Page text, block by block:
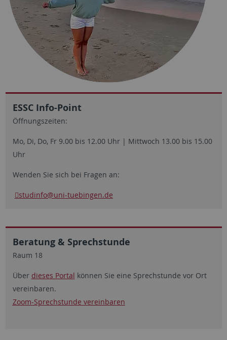
ESSC Info-Point
Öffnungszeiten:
Mo, Di, Do, Fr 9.00 bis 12.00 Uhr | Mittwoch 13.00 bis 15.00
Uhr
Wenden Sie sich bei Fragen an:
studinfo@uni-tuebingen.de
Beratung & Sprechstunde
Raum 18
Über dieses Portal können Sie eine Sprechstunde vor Ort
vereinbaren.
Zoom-Sprechstunde vereinbaren